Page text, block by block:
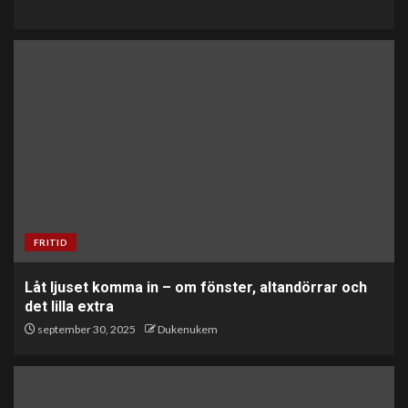
FRITID
Låt ljuset komma in – om fönster, altandörrar och
det lilla extra
september 30, 2025 Dukenukem